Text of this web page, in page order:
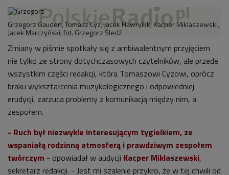
Grzegorz Gauden, Tomasz Cyz, Jacek Hawryluk, Kacper Miklaszewski,
Jacek Marczyński; fot. Grzegorz Śledź
Zmiany w piśmie spotkały się z ambiwalentnym przyjęciem
nie tylko ze strony dotychczasowych czytelników, ale przede
wszystkim części redakcji, która Tomaszowi Cyzowi, oprócz
braku wykształcenia muzykologicznego i odpowiedniej
erudycji, zarzuca problemy z komunikacją między nim, a
zespołem.
- Ruch był niezwykle interesującym tygielkiem, ze
wspaniałą rodzinną atmosferą i prawdziwym zespołem
twórczym - opowiadał w audycji Kacper Miklaszewski,
sekretarz redakcji. - Jest mi szalenie przykro, że w tej chwili od